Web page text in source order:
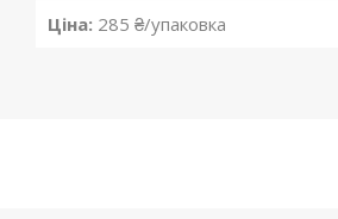
Ціна: 285 ₴/упаковка